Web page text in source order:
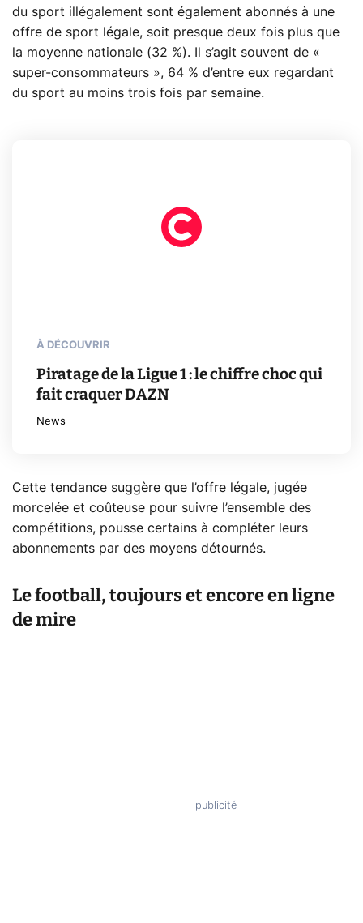
du sport illégalement sont également abonnés à une
offre de sport légale, soit presque deux fois plus que
la moyenne nationale (32 %). Il s’agit souvent de «
super-consommateurs », 64 % d’entre eux regardant
du sport au moins trois fois par semaine.
À DÉCOUVRIR
Piratage de la Ligue 1 : le chiffre choc qui
fait craquer DAZN
News
Cette tendance suggère que l’offre légale, jugée
morcelée et coûteuse pour suivre l’ensemble des
compétitions, pousse certains à compléter leurs
abonnements par des moyens détournés.
Le football, toujours et encore en ligne
de mire